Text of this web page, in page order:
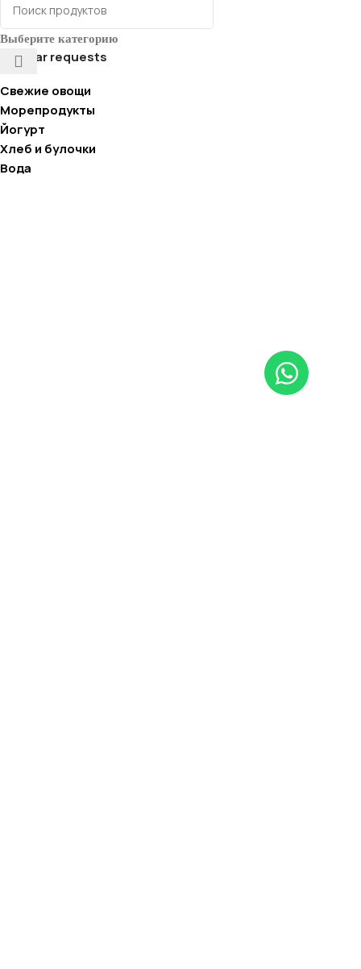
Выберите категорию
Popular requests
Свежие овощи
Морепродукты
Йогурт
Хлеб и булочки
Вода